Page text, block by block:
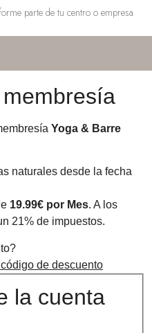
parte de tu centro o empresa
Yoga & Barre
naturales desde la fecha
19.99€ por Mes. A los
21% de impuestos.
de descuento
la cuenta